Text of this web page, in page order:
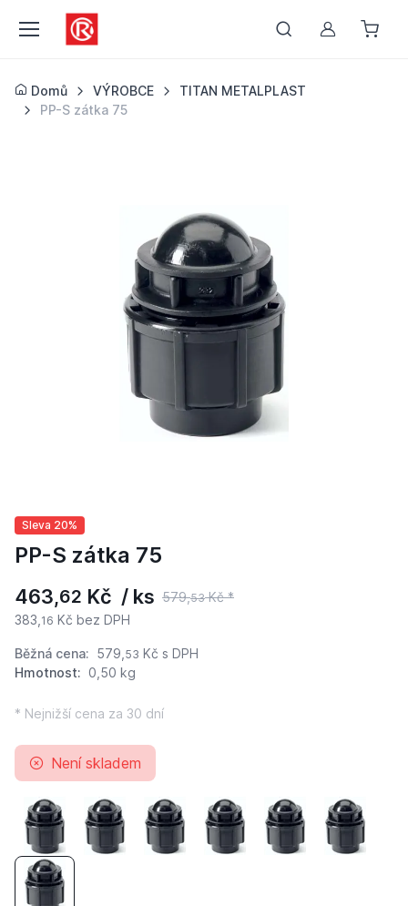
Můj účet
Domů VÝROBCE
TITAN METALPLAST
PP-S zátka 75
Sleva 20%
PP-S zátka 75
463,62 Kč / ks 579,53Kč *
383, 16 Kč bez DPH
Běžná cena: 579, 53 Kč s DPH
Hmotnost: 0,50 kg
* Nejnižší cena za 30 dní
Není skladem
PP-S zátka 20PP-S zátka 25PP-S zátka 32PP-S zátka 40PP-S zátka 50PP-S
PP-S zátka 75